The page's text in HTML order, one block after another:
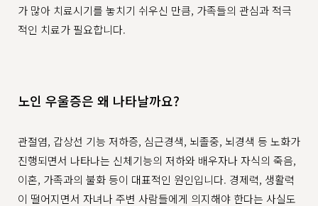
가 많아 치료시기를 놓치기 쉬우신 만큼, 가족들의 관심과 적극
적인 치료가 필요합니다.
노인 우울증은 왜 나타날까요?
관절염, 갑상선 기능 저하증, 심근경색, 뇌졸중, 뇌경색 등 노화가
진행되면서 나타나는 신체기능의 저하와 배우자나 자식의 죽음,
이혼, 가족과의 불화 등이 대표적인 원인입니다. 경제력, 생활력
이 떨어지면서 자녀나 주변 사람들에게 의지해야 한다는 사실도